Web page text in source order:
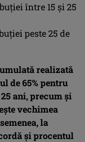
între 15 și 25
peste 25 de
realizată
de 65% pentru
ani, precum și
vechimea
la
și procentul